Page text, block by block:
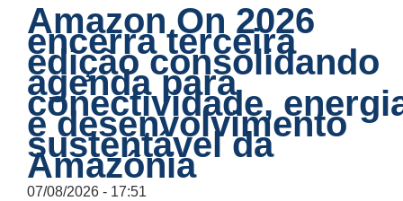
Amazon On 2026
encerra terceira
edição consolidando
agenda para
conectividade,
e desenvolvimento
sustentável da
Amazônia
07/08/2026
17:51